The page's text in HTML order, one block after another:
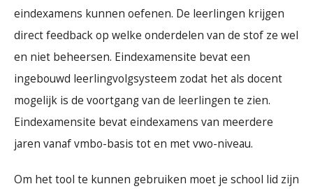
eindexamens kunnen oefenen. De leerlingen krijgen
direct feedback op welke onderdelen van de stof ze wel
en niet beheersen. Eindexamensite bevat een
ingebouwd leerlingvolgsysteem zodat het als docent
mogelijk is de voortgang van de leerlingen te zien.
Eindexamensite bevat eindexamens van meerdere
jaren vanaf vmbo-basis tot en met vwo-niveau.
Om het tool te kunnen gebruiken moet je school lid zijn